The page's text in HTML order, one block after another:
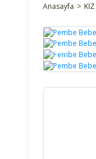
Anasayfa
%16